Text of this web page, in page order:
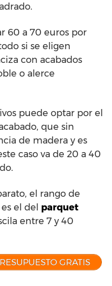
60 a 70 euros por
si se eligen
con acabados
o alerce
puede optar por el
que sin
de madera y es
caso va de 20 a 40
el rango de
el del parquet
entre 7 y 40
GRATIS